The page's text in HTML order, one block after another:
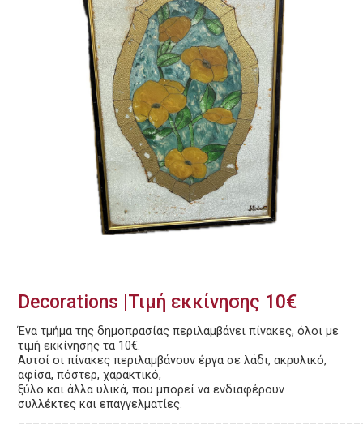
Decorations |Τιμή εκκίνησης 10€
Ένα τμήμα της δημοπρασίας περιλαμβάνει πίνακες, όλοι με
τιμή εκκίνησης τα 10€.
Αυτοί οι πίνακες περιλαμβάνουν έργα σε λάδι, ακρυλικό,
αφίσα, πόστερ, χαρακτικό,
ξύλο και άλλα υλικά, που μπορεί να ενδιαφέρουν
συλλέκτες και επαγγελματίες.